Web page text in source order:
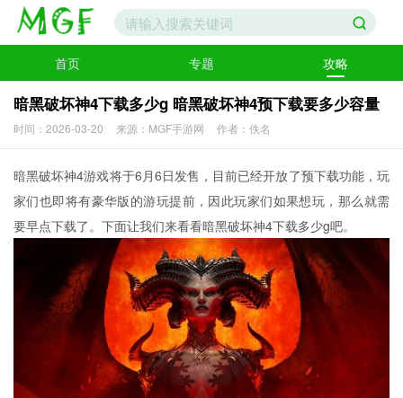
首页 专题 攻略
暗黑破坏神4下载多少g 暗黑破坏神4预下载要多少容量
时间：2026-03-20 来源：MGF手游网 作者：佚名
暗黑破坏神4游戏将于6月6日发售，目前已经开放了预下载功能，玩
家们也即将有豪华版的游玩提前，因此玩家们如果想玩，那么就需
要早点下载了。下面让我们来看看暗黑破坏神4下载多少g吧。